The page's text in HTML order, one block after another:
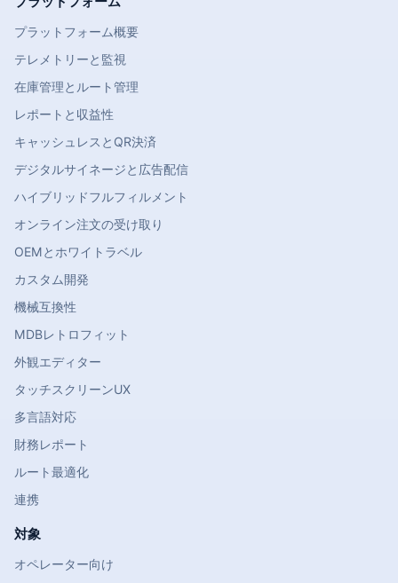
プラットフォーム概要
テレメトリーと監視
在庫管理とルート管理
レポートと収益性
キャッシュレスとQR決済
デジタルサイネージと広告配信
ハイブリッドフルフィルメント
オンライン注文の受け取り
OEMとホワイトラベル
カスタム開発
機械互換性
MDBレトロフィット
外観エディター
タッチスクリーンUX
多言語対応
財務レポート
ルート最適化
連携
対象
オペレーター向け